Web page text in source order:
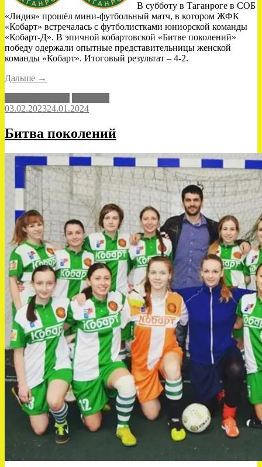
В субботу в Таганроге в СОБ
«Лидия» прошёл мини-футбольный матч, в котором ЖФК
«Кобарт» встречалась с футболистками юниорской команды
«Кобарт-Д». В эпичной кобартовской «Битве поколений»
победу одержали опытные представительницы женской
команды «Кобарт». Итоговый результат – 4-2.
Дальше «Опыт
→
03.02.202324.01.2024
Битва поколений